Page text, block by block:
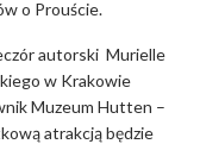
o Prouście.
autorski Murielle
w Krakowie
Muzeum Hutten –
atrakcją będzie